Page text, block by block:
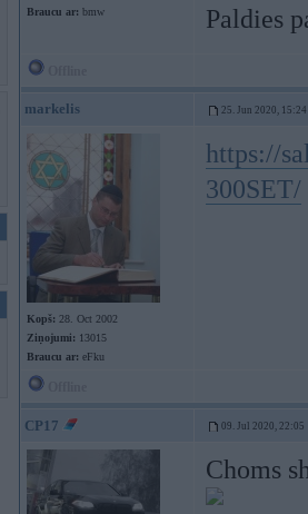
Braucu ar: bmw
Paldies
markelis 25. Jun 2020, 15:24
Kopš: 28. Oct 2002
Ziņojumi: 13015
Braucu ar: eFku
https://
300SET/
CP17 09. Jul 2020, 22:05
Choms